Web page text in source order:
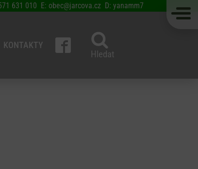
631 010 E: obec@jarcova.cz D: yanamm7
KONTAKTY
Hledat